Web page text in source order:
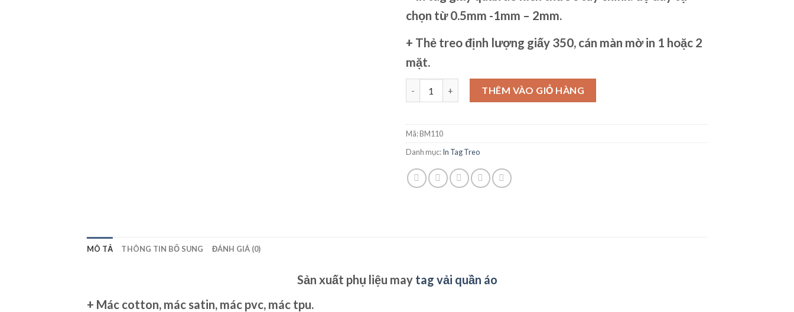
chọn từ 0.5mm -1mm – 2mm.
+ Thẻ treođịnh lượng giấy 350, cán màn mờ in 1 hoặc 2
mặt.
IN NHÃN MÁC QUẦN ÁO HCM số lượng
THÊM VÀO GIỎ HÀNG
Mã:BM110
Danh mục:In Tag Treo
MÔ TẢ THÔNG TIN BỔ SUNG ĐÁNH GIÁ (0)
Sản xuất phụ liệu may tag vải quần áo
+ Mác cotton, mác satin, mác pvc, mác tpu.